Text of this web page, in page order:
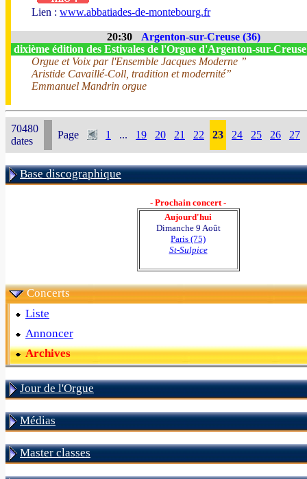
Lien : www.abbatiades-de-montebourg.fr
20:30
Argenton-sur-Creuse (36)
dixième édition des Estivales de l'Orgue d'Argenton-sur-
Orgue et Voix par l'Ensemble Jacques Moderne ”
Aristide Cavaillé-Coll, tradition et modernité”
Emmanuel Mandrin orgue
70480
dates
Page 1 ... 19 20 21 22 23 24 25 26 27
Base discographique
- Prochain concert -
Aujourd'hui
Dimanche 9 Août
Paris (75)
St-Sulpice
Concerts
Liste
Annoncer
Archives
Jour de l'Orgue
Médias
Master classes